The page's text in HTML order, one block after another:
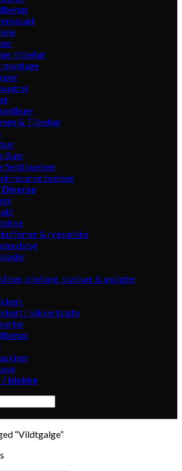
tilbehør
& Tilbehør
Buer
field bueben
recurve bueben
kufferter & rygsække
pilefang, stativer & ansigter
/ kikkertsigte
/ blokke
“Vildtgalge”